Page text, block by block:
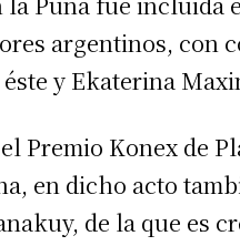
Número
argentinos, con
y Ekaterina
Premio Konex de
en dicho acto
de la que es